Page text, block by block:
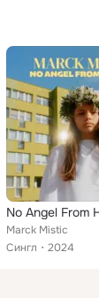
No Angel From
Marck Mistic
Сингл
2024